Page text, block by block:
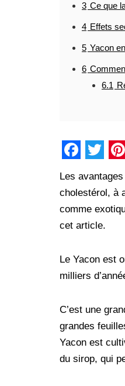
3 Ce que
4 Effets
5 Yacon
6
6.1
a
c
e
o
o
w
i
t
e
r
i
n
r
e
t
Les
cholestérol, à
comme
cet article.
Le Yacon est
milliers
C’est une
grandes
Yacon est
du sirop, qui